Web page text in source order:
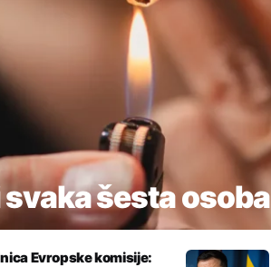
svaka šesta osoba
Evropske komisije: